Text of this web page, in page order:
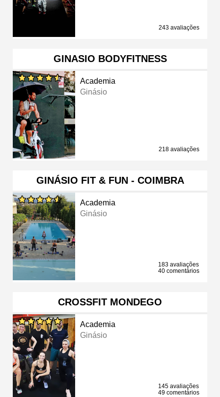
243 avaliações
GINASIO BODYFITNESS
Academia
Ginásio
218 avaliações
GINÁSIO FIT & FUN - COIMBRA
Academia
Ginásio
183 avaliações
40 comentários
CROSSFIT MONDEGO
Academia
Ginásio
145 avaliações
49 comentários